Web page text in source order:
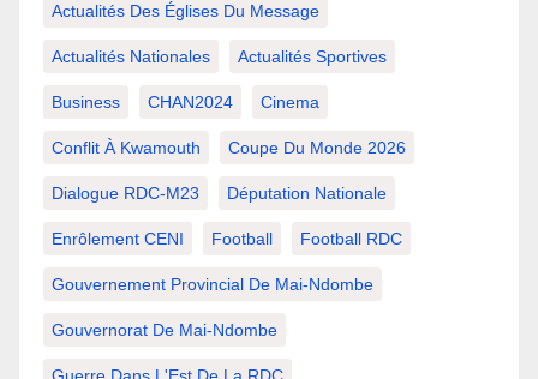
Actualités Des Églises Du Message
Actualités Nationales Actualités Sportives
Business CHAN2024 Cinema
Conflit À Kwamouth Coupe Du Monde 2026
Dialogue RDC-M23 Députation Nationale
Enrôlement CENI Football Football RDC
Gouvernement Provincial De Mai-Ndombe
Gouvernorat De Mai-Ndombe